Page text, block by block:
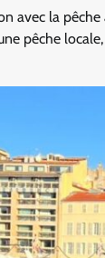
avec la
pêche